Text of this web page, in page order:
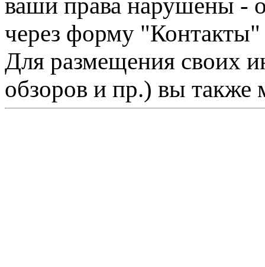
ваши права нарушены -
через форму "Контакты"
Для размещения своих
обзоров и пр.) вы также